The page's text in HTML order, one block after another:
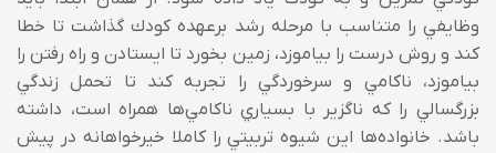
وظايفي را متناسب با مرحله رشد برعهده كودك گذاشت تا خطا
کند و روش درست را بياموزد، زمین بخورد تا ايستادن و راه رفتن را
بياموزد، ناکامي ‌‌و سرخوردگي را تجربه کند تا تحمل زندگي
بزرگسالي را که ناگزير با بسياري ناکامي‌‌ها همراه است، داشته
باشد. خانواده‌ها اين شيوهتربيتي را كاملا خيرخواهانه در پيش